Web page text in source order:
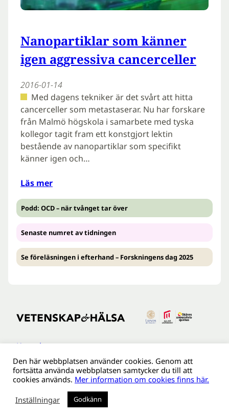
Nanopartiklar som känner
igen aggressiva cancerceller
2016-01-14
Med dagens tekniker är det svårt att hitta
cancerceller som metastaserar. Nu har forskare
från Malmö högskola i samarbete med tyska
kollegor tagit fram ett konstgjort lektin
bestående av nanopartiklar som specifikt
känner igen och…
Läs mer
Podd: OCD – när tvånget tar över
Senaste numret av tidningen
Se föreläsningen i efterhand – Forskningens dag 2025
Kontakt
Tillgänglighetsredogöreldse
Om webbplatsen
Behandling av personuppgifter
Den här webbplatsen använder cookies. Genom att
fortsätta använda webbplatsen samtycker du till att
cookies används. Mer information om cookies finns här.
Inställningar
Godkänn